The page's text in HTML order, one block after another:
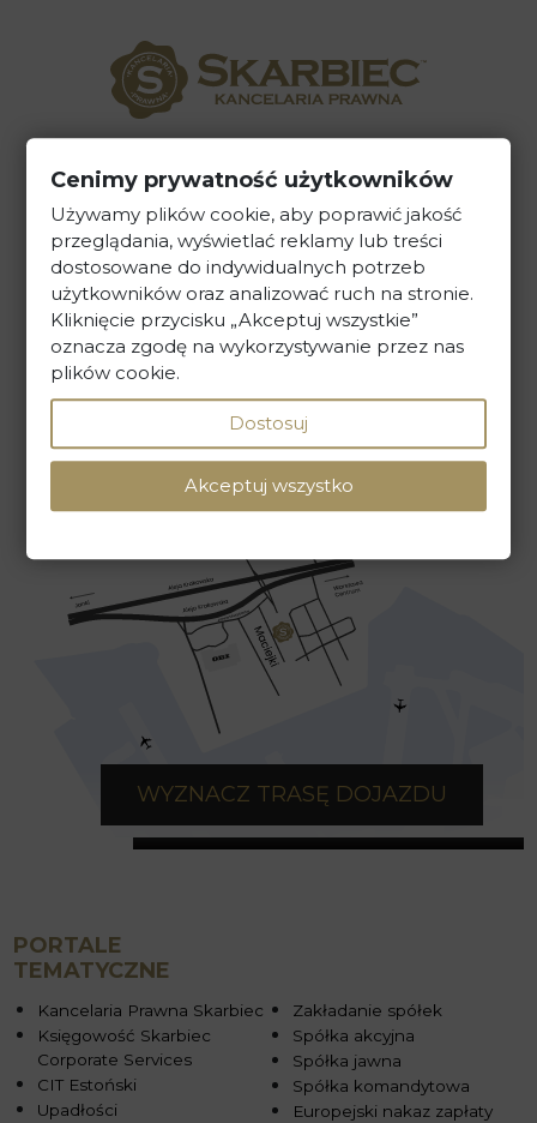
Kancelaria Prawna Skarbiec
ul. Maciejki 13, 02-181 Warszawa
tel. +48 22 586 40 00
sekretariat@kancelaria-skarbiec.pl
NAPISZ DO NAS
WYZNACZ TRASĘ DOJAZDU
PORTALE
TEMATYCZNE
Kancelaria Prawna Skarbiec
Księgowość Skarbiec
Corporate Services
CIT Estoński
Upadłości
Zakładanie spółek
Spółka akcyjna
Spółka jawna
Spółka komandytowa
Europejski nakaz zapłaty
Cenimy prywatność użytkowników
Używamy plików cookie, aby poprawić jakość
przeglądania, wyświetlać reklamy lub treści
dostosowane do indywidualnych potrzeb
użytkowników oraz analizować ruch na stronie.
Kliknięcie przycisku „Akceptuj wszystkie”
oznacza zgodę na wykorzystywanie przez nas
plików cookie.
Dostosuj
Akceptuj wszystko